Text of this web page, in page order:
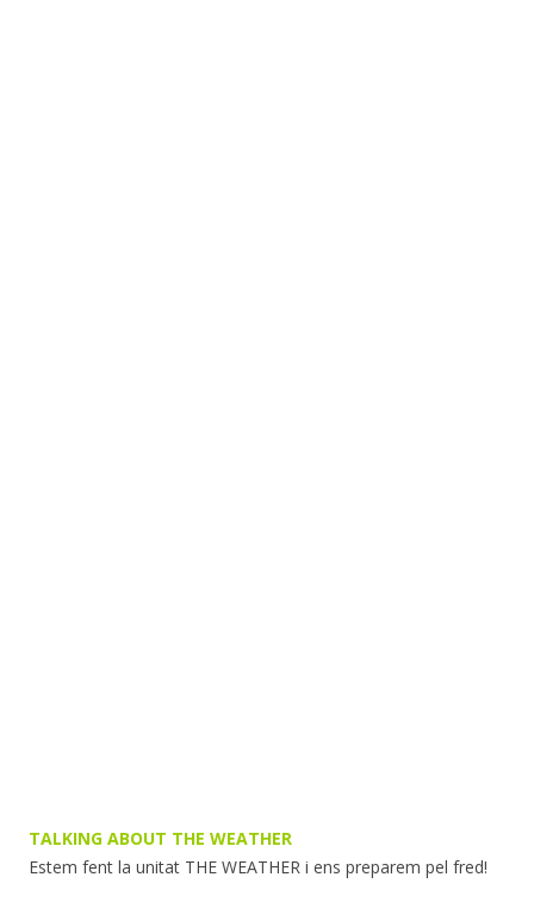
TALKING ABOUT THE WEATHER
Estem fent la unitat THE WEATHER i ens preparem pel fred!